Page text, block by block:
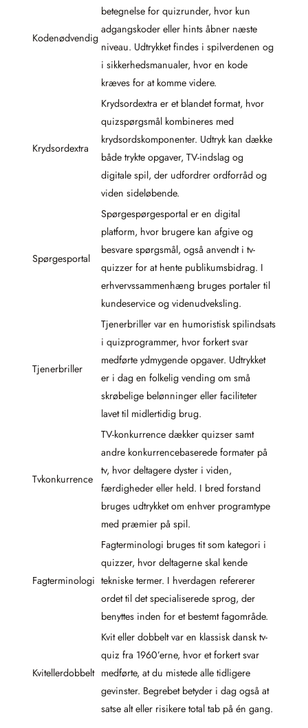
Kodenødvendig
betegnelse for quizrunder, hvor kun
adgangskoder eller hints åbner næste
niveau. Udtrykket findes i spilverdenen og
i sikkerhedsmanualer, hvor en kode
kræves for at komme videre.
Krydsordextra
Krydsordextra er et blandet format, hvor
quizspørgsmål kombineres med
krydsordskomponenter. Udtryk kan dække
både trykte opgaver, TV-indslag og
digitale spil, der udfordrer ordforråd og
viden sideløbende.
Spørgesportal
Spørgespørgesportal er en digital
platform, hvor brugere kan afgive og
besvare spørgsmål, også anvendt i tv-
quizzer for at hente publikumsbidrag. I
erhvervssammenhæng bruges portaler til
kundeservice og videnudveksling.
Tjenerbriller
Tjenerbriller var en humoristisk spilindsats
i quizprogrammer, hvor forkert svar
medførte ydmygende opgaver. Udtrykket
er i dag en folkelig vending om små
skrøbelige belønninger eller faciliteter
lavet til midlertidig brug.
Tvkonkurrence
TV-konkurrence dækker quizser samt
andre konkurrencebaserede formater på
tv, hvor deltagere dyster i viden,
færdigheder eller held. I bred forstand
bruges udtrykket om enhver programtype
med præmier på spil.
Fagterminologi
Fagterminologi bruges tit som kategori i
quizzer, hvor deltagerne skal kende
tekniske termer. I hverdagen refererer
ordet til det specialiserede sprog, der
benyttes inden for et bestemt fagområde.
Kvitellerdobbelt
Kvit eller dobbelt var en klassisk dansk tv-
quiz fra 1960’erne, hvor et forkert svar
medførte, at du mistede alle tidligere
gevinster. Begrebet betyder i dag også at
satse alt eller risikere total tab på én gang.